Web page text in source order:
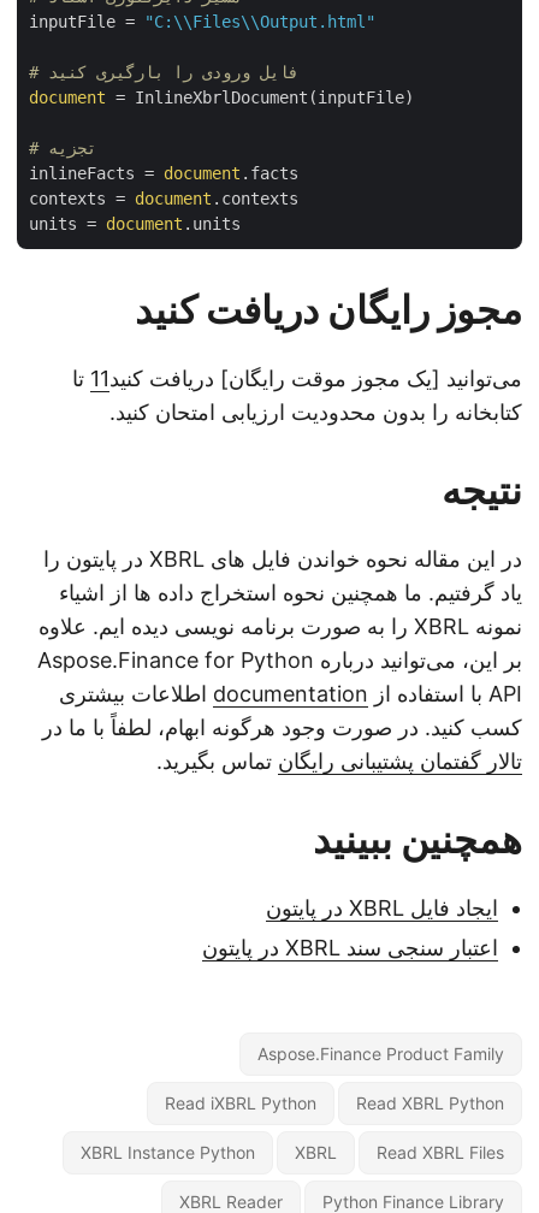
inputFile = "C:\\Files\\Output.html"
# فایل ورودی را بارگیری کنید
document = InlineXbrlDocument(inputFile)
# تجزیه
inlineFacts = document.facts
contexts = document.contexts
units = document
مجوز رایگان دریافت کنید
می‌توانید [یک مجوز موقت رایگان] دریافت کنید11تا
کتابخانه را بدون محدودیت ارزیابی امتحان کنید.
نتیجه
در این مقاله نحوه خواندن فایل های XBRL در پایتون را
یاد گرفتیم. ما همچنین نحوه استخراج داده ها از اشیاء
نمونه XBRL را به صورت برنامه نویسی دیده ایم. علاوه
بر این، می‌توانید درباره Aspose.Finance for Python
API با استفاده از
documentationاطلاعات بیشتری
کسب کنید. در صورت وجود هرگونه ابهام، لطفاً با ما در
تالار گفتمان پشتیبانی رایگانتماس بگیرید.
همچنین ببینید
ایجاد فایل XBRL در پایتون
اعتبار سنجی سند XBRL در پایتون
Aspose.Finance Product Family
Read XBRL Python
Read iXBRL Python
Read XBRL Files
XBRL
XBRL Instance Python
Python Finance Library
XBRL Reader